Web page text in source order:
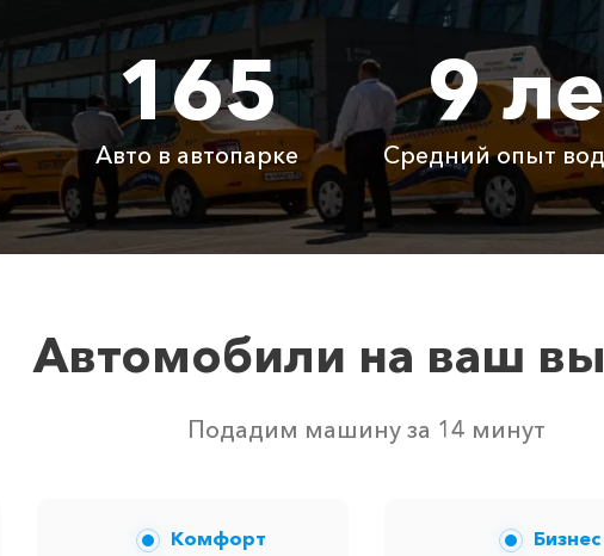
350 ₽ 400 ₽
Бесплатно Бесплатно
Бесплатно Бесплатно
165
Авто в автопарке
9
Средний опыт
Автомобили на ваш
Подадим машину за 14 минут
Комфорт
Бизнес